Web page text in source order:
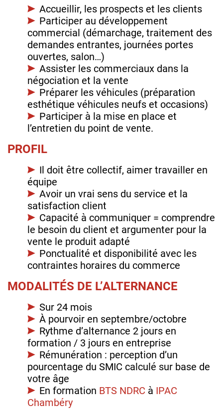
Accueillir, les prospects et les clients
Participer au développement
commercial (démarchage, traitement des
demandes entrantes, journées portes
ouvertes, salon…)
Assister les commerciaux dans la
négociation et la vente
Préparer les véhicules (préparation
esthétique véhicules neufs et occasions)
Participer à la mise en place et
l’entretien du point de vente.
PROFIL
Il doit être collectif, aimer travailler en
équipe
Avoir un vrai sens du service et la
satisfaction client
Capacité à communiquer = comprendre
le besoin du client et argumenter pour la
vente le produit adapté
Ponctualité et disponibilité avec les
contraintes horaires du commerce
MODALITÉS DE L’ALTERNANCE
Sur 24 mois
À pourvoir en septembre/octobre
Rythme d’alternance 2 jours en
formation / 3 jours en entreprise
Rémunération : perception d’un
pourcentage du SMIC calculé sur base de
votre âge
En formation BTS NDRC à IPAC
Chambéry